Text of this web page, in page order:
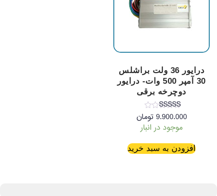
درایور 36 ولت براشلس
30 آمپر 500 وات- درایور
دوچرخه برقی
نمره
5.00
از 5
9.900.000 تومان
موجود در انبار
افزودن به سبد خرید